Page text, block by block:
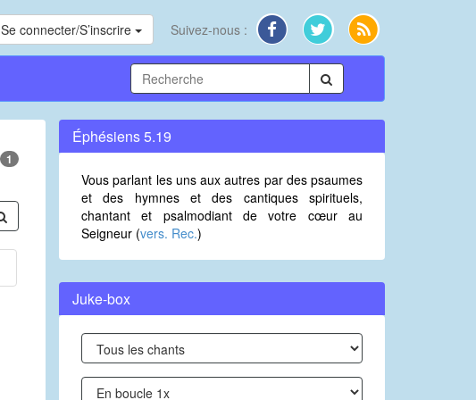
Se connecter/S’inscrire Suivez-nous :
1
Éphésiens 5.19
Vous parlant les uns aux autres par des psaumes
et des hymnes et des cantiques spirituels,
chantant et psalmodiant de votre cœur au
Seigneur (vers. Rec.)
Juke-box